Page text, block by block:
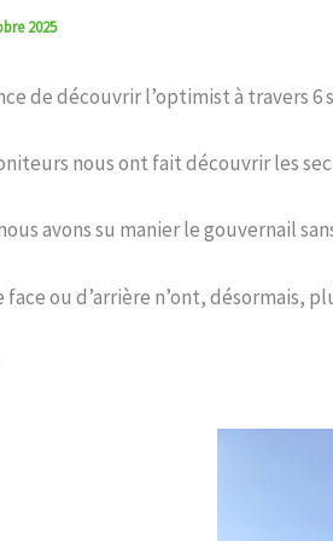
2025
de découvrir l’optimist à travers 6
nous ont fait découvrir les
avons su manier le gouvernail
ou d’arrière n’ont, désormais,